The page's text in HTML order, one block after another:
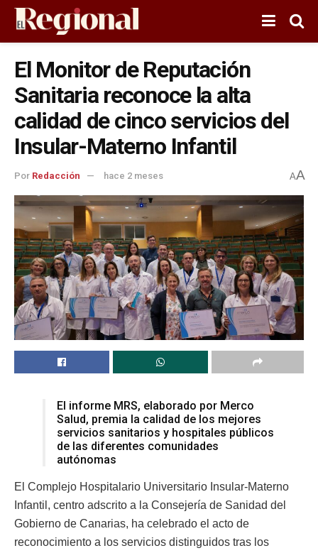
El Monitor de Reputación
Sanitaria reconoce la alta
calidad de cinco servicios del
Insular-Materno Infantil
Por Redacción hace 2 meses AA
El informe MRS, elaborado por Merco
Salud, premia la calidad de los mejores
servicios sanitarios y hospitales públicos
de las diferentes comunidades
autónomas
El Complejo Hospitalario Universitario Insular-Materno
Infantil, centro adscrito a la Consejería de Sanidad del
Gobierno de Canarias, ha celebrado el acto de
reconocimiento a los servicios distinguidos tras los